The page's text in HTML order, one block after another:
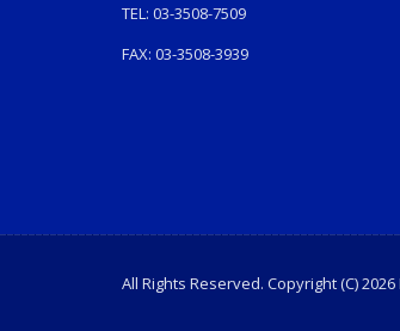
TEL: 03-3508-7509
FAX: 03-3508-3939
All Rights Reserved. Copyright (C)